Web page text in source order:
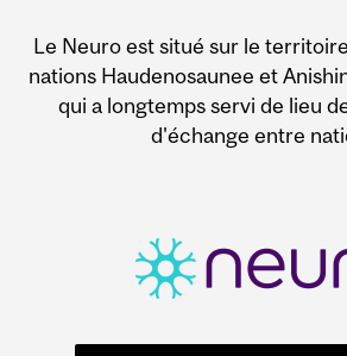
Le Neuro est situé sur le
nations Haudenosaunee et
qui a longtemps servi de lieu
d'échange entre